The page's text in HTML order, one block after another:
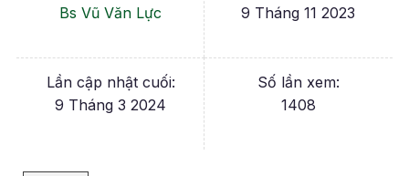
Bs Vũ Văn Lực
9 Tháng 11 2023
Lần cập nhật cuối:
9 Tháng 3 2024
Số lần xem:
1408